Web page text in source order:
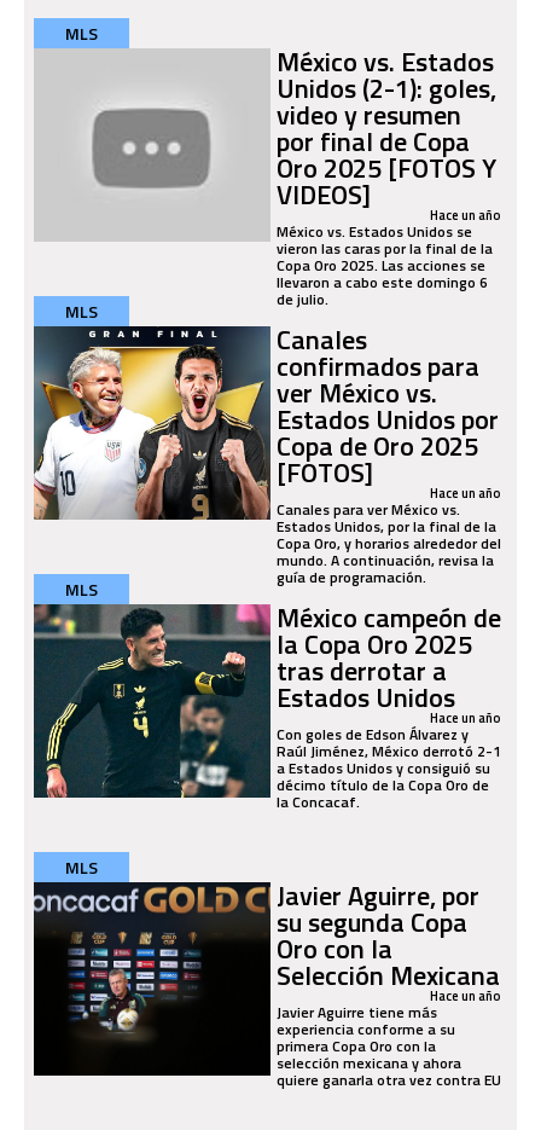
MLS
México vs. Estados
Unidos (2-1): goles,
video y resumen
por final de Copa
Oro 2025 [FOTOS Y
VIDEOS] Hace un año
México vs. Estados Unidos se
vieron las caras por la final de la
Copa Oro 2025. Las acciones se
llevaron a cabo este domingo 6
de julio.
MLS
Canales
confirmados para
ver México vs.
Estados Unidos por
Copa de Oro 2025
[FOTOS] Hace un año
Canales para ver México vs.
Estados Unidos, por la final de la
Copa Oro, y horarios alrededor del
mundo. A continuación, revisa la
guía de programación.
MLS
México campeón de
la Copa Oro 2025
tras derrotar a
Estados UnidosHace un año
Con goles de Edson Álvarez y
Raúl Jiménez, México derrotó 2-1
a Estados Unidos y consiguió su
décimo título de la Copa Oro de
la Concacaf.
MLS
Javier Aguirre, por
su segunda Copa
Oro con la
Selección Mexicana
Hace un año
Javier Aguirre tiene más
experiencia conforme a su
primera Copa Oro con la
selección mexicana y ahora
quiere ganarla otra vez contra EU